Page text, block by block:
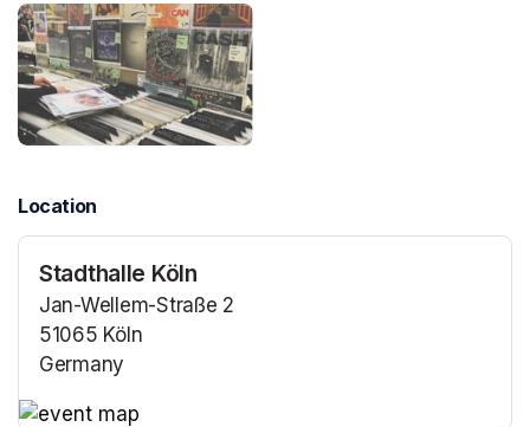
Location
Stadthalle Köln
Jan-Wellem-Straße 2
51065 Köln
Germany